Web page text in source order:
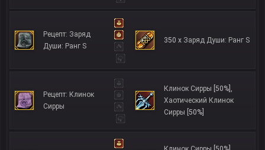
Рецепт: Заряд
Души: Ранг S
350 x Заряд Души: Ранг S
Рецепт: Клинок
Сирры
Клинок Сирры [50%] ,
Хаотический Клинок
Сирры [50%]